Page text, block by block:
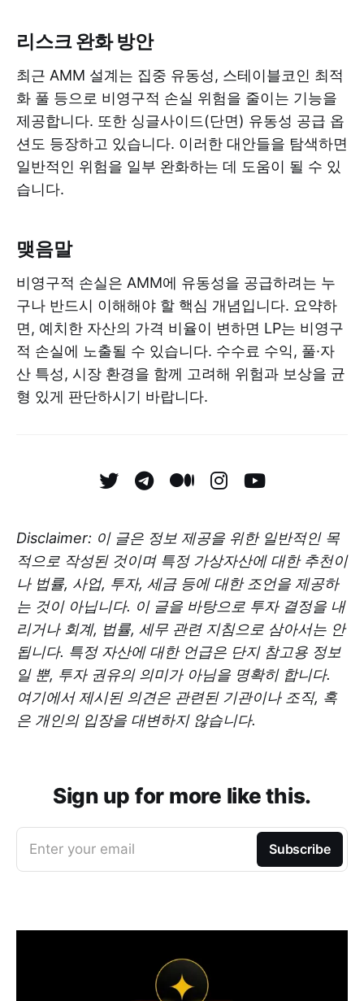
리스크 완화 방안
최근 AMM 설계는 집중 유동성, 스테이블코인 최적
화 풀 등으로 비영구적 손실 위험을 줄이는 기능을
제공합니다. 또한 싱글사이드(단면) 유동성 공급 옵
션도 등장하고 있습니다. 이러한 대안들을 탐색하면
일반적인 위험을 일부 완화하는 데 도움이 될 수 있
습니다.
맺음말
비영구적 손실은 AMM에 유동성을 공급하려는 누
구나 반드시 이해해야 할 핵심 개념입니다. 요약하
면, 예치한 자산의 가격 비율이 변하면 LP는 비영구
적 손실에 노출될 수 있습니다. 수수료 수익, 풀·자
산 특성, 시장 환경을 함께 고려해 위험과 보상을 균
형 있게 판단하시기 바랍니다.
Disclaimer: 이 글은 정보 제공을 위한 일반적인 목
적으로 작성된 것이며 특정 가상자산에 대한 추천이
나 법률, 사업, 투자, 세금 등에 대한 조언을 제공하
는 것이 아닙니다. 이 글을 바탕으로 투자 결정을 내
리거나 회계, 법률, 세무 관련 지침으로 삼아서는 안
됩니다. 특정 자산에 대한 언급은 단지 참고용 정보
일 뿐, 투자 권유의 의미가 아님을 명확히 합니다.
여기에서 제시된 의견은 관련된 기관이나 조직, 혹
은 개인의 입장을 대변하지 않습니다.
Sign up for more like this.
Enter your email Subscribe